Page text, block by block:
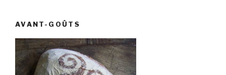
AVANT-GOÛTS